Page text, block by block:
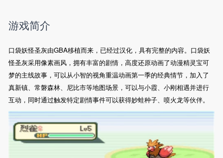
游戏简介
口袋妖怪圣灰由GBA移植而来，已经过汉化，具有完整的内容。口袋妖
怪圣灰采用像素画风，拥有丰富的剧情，高度还原动画了动漫精灵宝可
梦的主线故事，可以从小智的视角重温动画第一季的经典情节，加入了
真新镇、常磐森林、尼比市等地图场景，可以与小霞、小刚相遇并进行
互动，同时通过触发特定剧情事件可以获得妙蛙种子、喷火龙等伙伴。